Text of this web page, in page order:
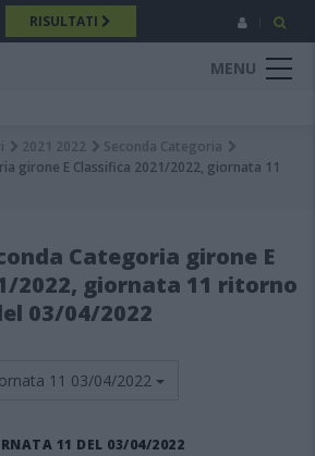
RISULTATI
MENU
2021 2022
Seconda Categoria
girone E Classifica 2021/2022, giornata 11
Categoria girone E
2022, giornata 11 ritorno
03/04/2022
11 03/04/2022
11 DEL 03/04/2022